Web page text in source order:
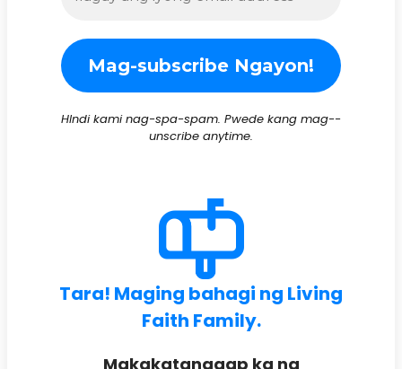
HIndi kami nag-spa-spam. Pwede kang mag--
unscribe anytime.
Tara! Maging bahagi ng Living
Faith Family.
Makakatanggap ka ng